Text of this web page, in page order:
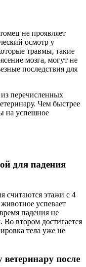
не проявляет
осмотр у
травмы, такие
мозга, могут не
последствия для
перечисленных
Чем быстрее
на успешное
для падения
считаются этажи с 4
успевает
падения не
Во втором достигается
тела уже не
после